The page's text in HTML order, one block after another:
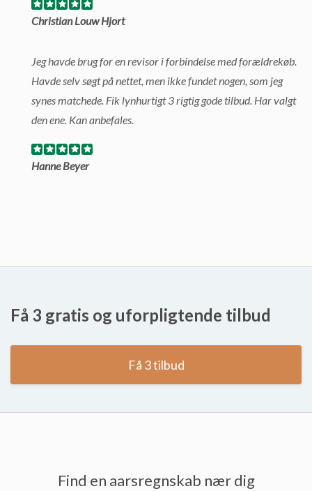
Christian Louw Hjort
Jeg havde brug for en revisor i forbindelse med forældrekøb.
Havde selv søgt på nettet, men ikke fundet nogen, som jeg
synes matchede. Fik lynhurtigt 3 rigtig gode tilbud. Har valgt
den ene. Kan anbefales.
Hanne Beyer
Få 3 gratis og uforpligtende tilbud
Få 3 tilbud
Find en aarsregnskab nær dig